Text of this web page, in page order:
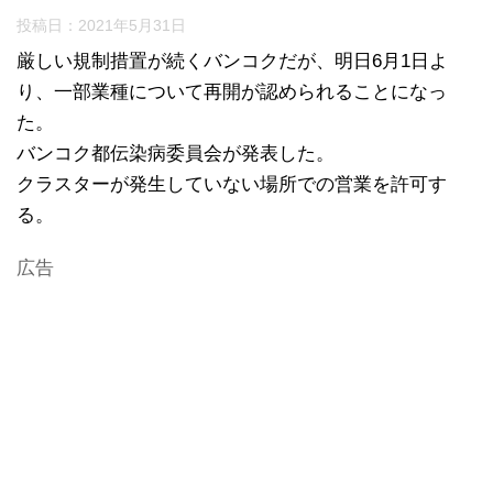
投稿日： 2021年5月31日
厳しい規制措置が続くバンコクだが、明日6月1日よ
り、一部業種について再開が認められることになっ
た。
バンコク都伝染病委員会が発表した。
クラスターが発生していない場所での営業を許可す
る。
広告